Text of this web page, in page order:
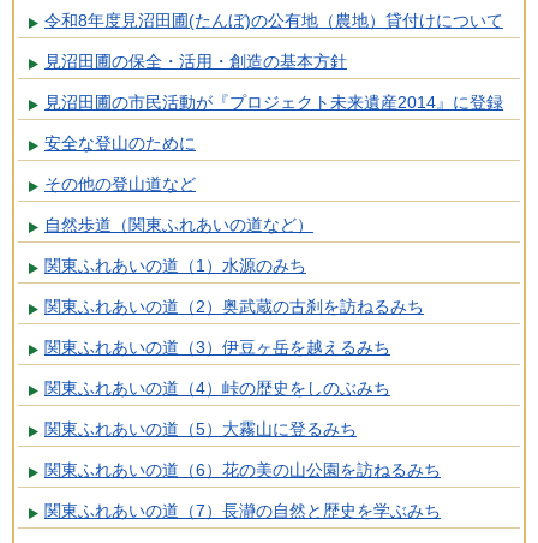
令和8年度見沼田圃(たんぼ)の公有地（農地）貸付けについて
見沼田圃の保全・活用・創造の基本方針
見沼田圃の市民活動が『プロジェクト未来遺産2014』に登録
安全な登山のために
その他の登山道など
自然歩道（関東ふれあいの道など）
関東ふれあいの道（1）水源のみち
関東ふれあいの道（2）奥武蔵の古刹を訪ねるみち
関東ふれあいの道（3）伊豆ヶ岳を越えるみち
関東ふれあいの道（4）峠の歴史をしのぶみち
関東ふれあいの道（5）大霧山に登るみち
関東ふれあいの道（6）花の美の山公園を訪ねるみち
関東ふれあいの道（7）長瀞の自然と歴史を学ぶみち